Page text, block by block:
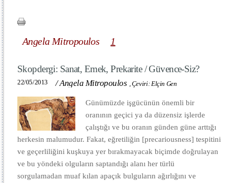
Angela Mitropoulos 1
Skopdergi: Sanat, Emek, Prekarite / Güvence-Siz?
22/05/2013 /Angela Mitropoulos ,Çeviri: Elçin Gen
Günümüzde işgücünün önemli bir
oranının geçici ya da düzensiz işlerde
çalıştığı ve bu oranın günden güne arttığı
herkesin malumudur. Fakat, eğretiliğin [precariousness] tespitini
ve geçerliliğini kuşkuya yer bırakmayacak biçimde doğrulayan
ve bu yöndeki olguların saptandığı alanı her türlü
sorgulamadan muaf kılan apaçık bulguların ağırlığını ve